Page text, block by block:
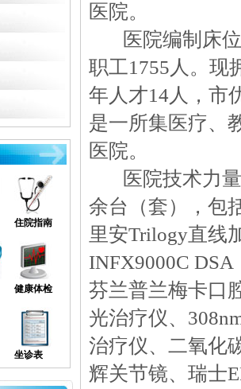
住院指南
健康体检
坐诊表
医院。
医院编制床位
职工1755人。现
年人才14人， 市
是一所集医疗、
医院。
医院技术力
余台（套），包
里安Trilogy直线
INFX9000C
芬兰普兰梅卡口
光治疗仪、
治疗仪、二氧化
辉关节镜、瑞士